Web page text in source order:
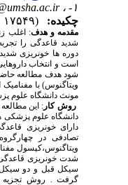
۱- ،
چکیده:
(۱۷۵۴۹ مشاهده)
مقدمه و هدف: اغلب
شدید قاعدگی را
دوره ها خونریزی
است و انتخاب
شود هدف مطالعه
ویتاگنوس) با
مونث دانشگاه علوم
روش کار : این
دارای خونریزی
تصادفی در
ویتاگنوس،کپسول
شدت خونریزی
سیکل قبل و دو سیکل
گرفت . روش تجزیه و